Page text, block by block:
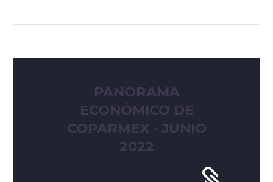
PANORAMA
ECONÓMICO DE
COPARMEX - JUNIO
2022